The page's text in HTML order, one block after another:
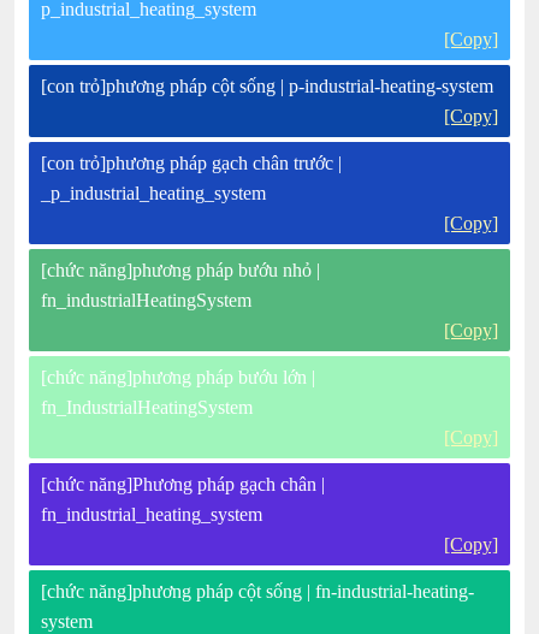
p_industrial_heating_system
[Copy]
[con trỏ]phương pháp cột sống | p-industrial-heating-system
[Copy]
[con trỏ]phương pháp gạch chân trước |
_p_industrial_heating_system
[Copy]
[chức năng]phương pháp bướu nhỏ |
fn_industrialHeatingSystem
[Copy]
[chức năng]phương pháp bướu lớn |
fn_IndustrialHeatingSystem
[Copy]
[chức năng]Phương pháp gạch chân |
fn_industrial_heating_system
[Copy]
[chức năng]phương pháp cột sống | fn-industrial-heating-
system